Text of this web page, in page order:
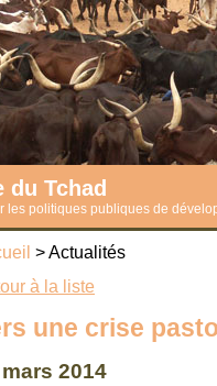
du Tchad
les politiques publiques de
> Actualités
à la liste
une crise
2014